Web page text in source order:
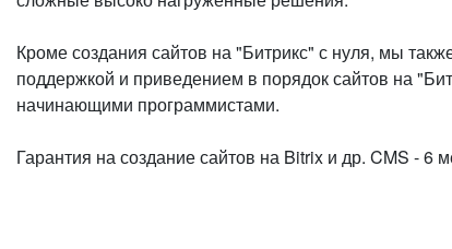
Кроме создания сайтов на "Битрикс" с нуля, мы
поддержкой и приведением в порядок сайтов на
начинающими программистами.
Гарантия на создание сайтов на Bitrix и др. CMS - 6